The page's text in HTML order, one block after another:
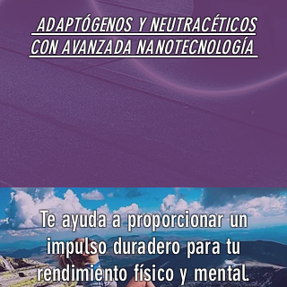
ADAPTÓGENOS Y NEUTRACÉTICOS
CON AVANZADA NANOTECNOLOGÍA
Te ayuda a proporcionar un
impulso duradero para tu
rendimiento físico y mental.